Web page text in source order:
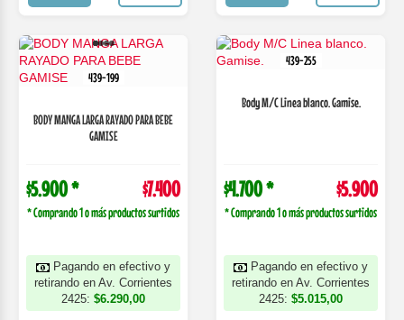
439-199
BODY MANGA LARGA RAYADO PARA BEBE
GAMISE
$5.900 * $7.400
* Comprando 1 o más productos surtidos
Pagando en efectivo y
retirando en Av. Corrientes
2425: $6.290,00
439-255
Body M/C Linea blanco. Gamise.
$4.700 * $5.900
* Comprando 1 o más productos surtidos
Pagando en efectivo y
retirando en Av. Corrientes
2425: $5.015,00